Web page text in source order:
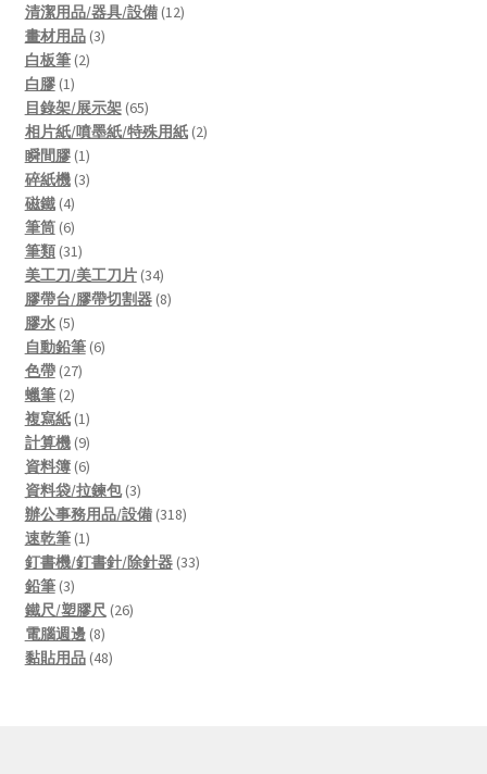
products
清潔用品/器具/設備 1212
畫材用品 33
白板筆 22
白膠 11
product
目錄架/展示架 6565
products
相片紙/噴墨紙/特殊用紙 22
瞬間膠 11
product
碎紙機 33
磁鐵 44
products
筆筒 66
products
筆類 3131
products
美工刀/美工刀片 3434
products
膠帶台/膠帶切割器 88
膠水 55
products
自動鉛筆 66
色帶 2727
蠟筆 22
products
複寫紙 11
product
計算機 99
products
資料簿 66
products
資料袋/拉鍊包 33
products
辦公事務用品/設備 318318
速乾筆 11
product
釘書機/釘書針/除針器 3333
鉛筆 33
products
鐵尺/塑膠尺 2626
電腦週邊 88
products
黏貼用品 4848